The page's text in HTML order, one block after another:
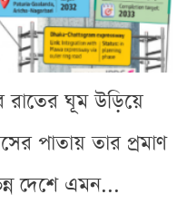
রাতের ঘূম উড়িয়ে
পাতায় তার প্রমাণ
দেশে এমন...